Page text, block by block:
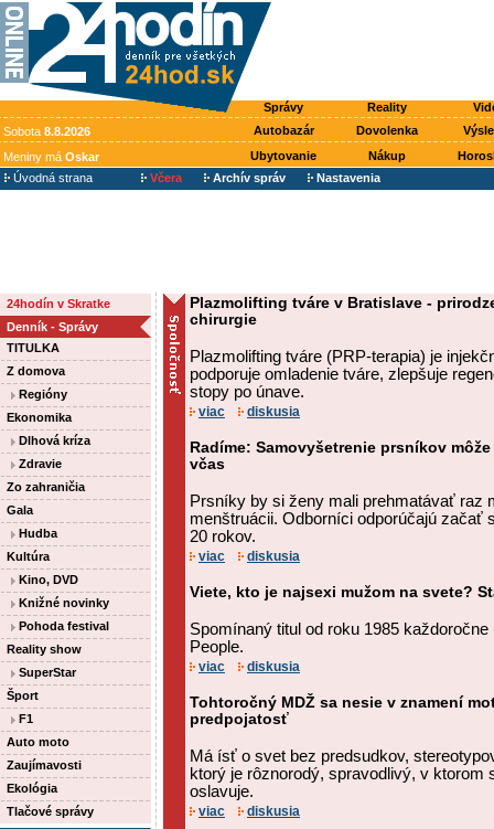
Správy Reality
Sobota 8.8.2026 Autobazár Dovolenka
Meniny má Oskar Ubytovanie Nákup
Úvodná strana
Včera Archív správ Nastavenia
24hodín v Skratke
Denník - Správy
TITULKA
Z domova
Regióny
Ekonomika
Dlhová kríza
Zdravie
Zo zahraničia
Gala
Hudba
Kultúra
Kino, DVD
Knižné novinky
Pohoda festival
Reality show
SuperStar
Šport
F1
Auto moto
Zaujímavosti
Ekológia
Tlačové správy
Plazmolifting tváre v Bratislave -
chirurgie
Plazmolifting tváre (PRP-terapia) je
podporuje omladenie tváre, zlepšuje
stopy po únave.
viac diskusia
Radíme: Samovyšetrenie prsníkov
včas
Prsníky by si ženy mali prehmatávať raz
menštruácii. Odborníci odporúčajú začať
20 rokov.
viac diskusia
Viete, kto je najsexi mužom na svete?
Spomínaný titul od roku 1985
People.
viac diskusia
Tohtoročný MDŽ sa nesie v znamení
predpojatosť
Má ísť o svet bez predsudkov,
ktorý je rôznorodý, spravodlivý, v ktorom
oslavuje.
viac diskusia